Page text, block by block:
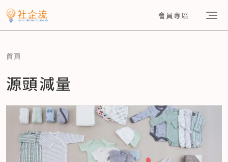
會員專區
首頁
源頭減量